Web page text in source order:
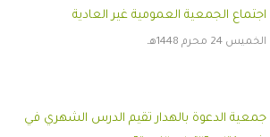
اجتماع الجمعية العمومية غير العادية
الخميس 24 محرم 1448هـ
جمعية الدعوة بالهدار تقيم الدرس الشهري في